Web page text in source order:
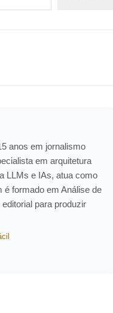
anos em jornalismo
em arquitetura
LLMs e IAs, atua como
é formado em Análise de
para produzir